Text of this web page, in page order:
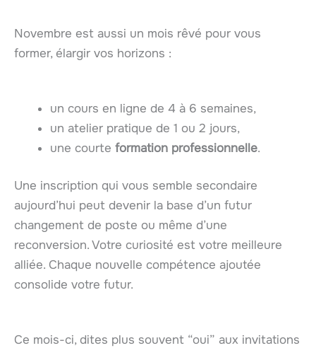
Novembre est aussi un mois rêvé pour vous
former, élargir vos horizons :
un cours en ligne de 4 à 6 semaines,
un atelier pratique de 1 ou 2 jours,
une courte formation professionnelle.
Une inscription qui vous semble secondaire
aujourd’hui peut devenir la base d’un futur
changement de poste ou même d’une
reconversion. Votre curiosité est votre meilleure
alliée. Chaque nouvelle compétence ajoutée
consolide votre futur.
Ce mois-ci, dites plus souvent “oui” aux invitations